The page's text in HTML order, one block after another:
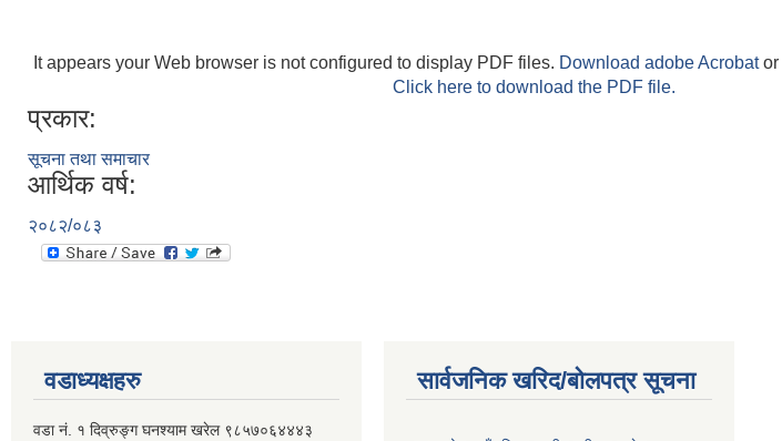
It appears your Web browser is not configured to display PDF files. Download adobe Acrobator
Click here to download the PDF file.
प्रकार:
सूचना तथा समाचार
आर्थिक वर्ष:
२०८२/०८३
वडाध्यक्षहरु
वडा नं. १ दिव्रुङ्ग घनश्याम खरेल ९८५७०६४४४३
सार्वजनिक खरिद/बोलपत्र सूचना